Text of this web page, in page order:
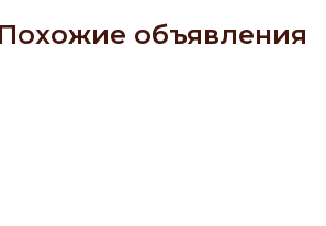
Похожие объявления